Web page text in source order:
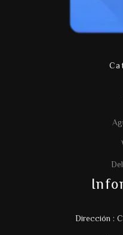
Dirección :